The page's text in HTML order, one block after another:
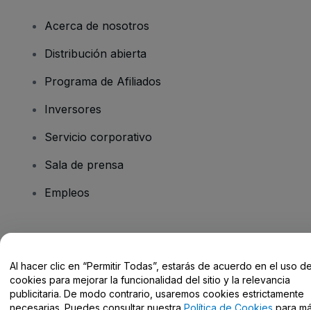
Acerca de nosotros
Distribución abierta
Programa de Afiliados
Inversores
Servicio corporativo
Sala de prensa
Empleos
Centro de Ayuda / Contacto
Al hacer clic en “Permitir Todas”, estarás de acuerdo en el uso
cookies para mejorar la funcionalidad del sitio y la relevancia
publicitaria. De modo contrario, usaremos cookies estrictamente
necesarias. Puedes consultar nuestra Política de Cookies para